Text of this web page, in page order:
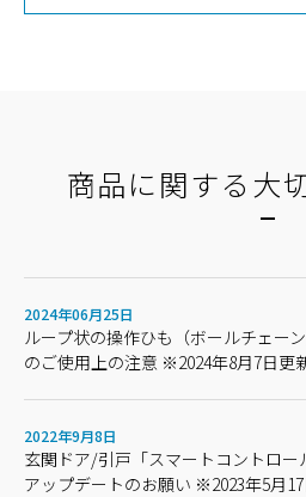
商品に関する大
2024年06月25日
ループ状の操作ひも（ボールチェー
のご使用上の注意 ※2024年8月7日更
2022年9月8日
玄関ドア/引戸「スマートコントロー
アップデートのお願い ※2023年5月